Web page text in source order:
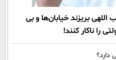
۵۰ هزار حزب اللهی بریزند خیابان‌ها و بی
را ناکار کنند!